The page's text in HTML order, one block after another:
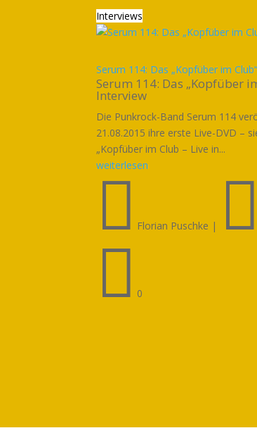
Interviews
Serum 114: Das „Kopfüber im
Serum 114: Das „Kopfüber
Interview
Die Punkrock-Band Serum 114
21.08.2015 ihre erste Live-DVD –
„Kopfüber im Club – Live in...
weiterlesen
 Florian Puschke | 
 0